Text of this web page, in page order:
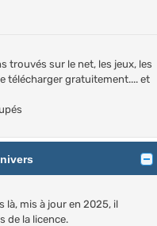
trouvés sur le net, les jeux, les
télécharger gratuitement.... et
là, mis à jour en 2025, il
de la licence.